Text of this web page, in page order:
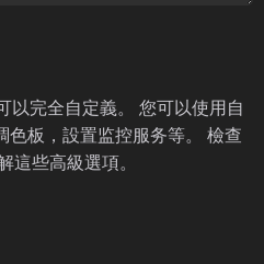
以完全自定義。 您可以使用自
色板，設置监控服务等。 檢查
這些高級選項。